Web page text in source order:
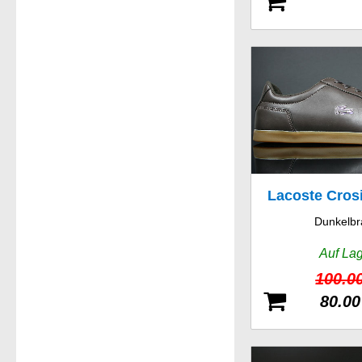
Lacoste
Auf